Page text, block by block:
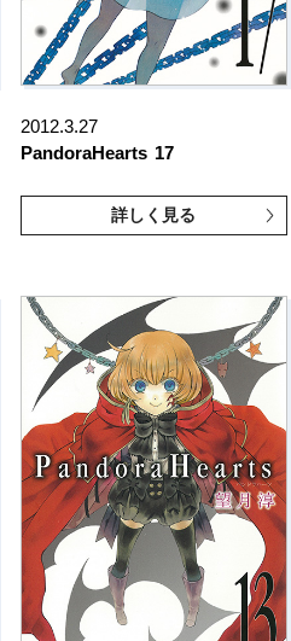
2012.3.27
PandoraHearts 17
詳しく見る